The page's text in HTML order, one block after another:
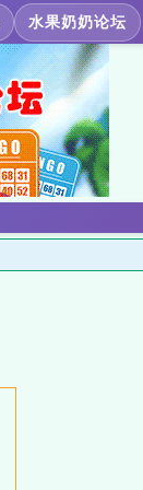
水果奶奶论坛